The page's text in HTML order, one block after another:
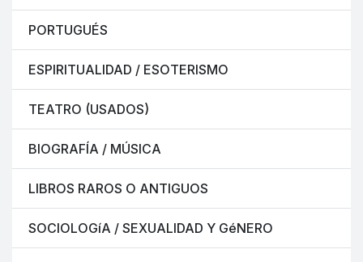
PORTUGUÉS
ESPIRITUALIDAD / ESOTERISMO
TEATRO (USADOS)
BIOGRAFÍA / MÚSICA
LIBROS RAROS O ANTIGUOS
SOCIOLOGíA / SEXUALIDAD Y GéNERO